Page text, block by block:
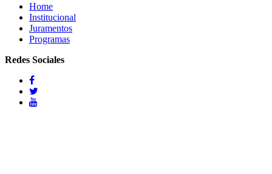
Home
Institucional
Juramentos
Programas
Redes Sociales